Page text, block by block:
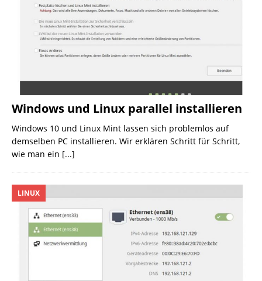
Windows und Linux parallel installieren
Windows 10 und Linux Mint lassen sich problemlos auf
demselben PC installieren. Wir erklären Schritt für Schritt,
wie man ein [...]
LINUX